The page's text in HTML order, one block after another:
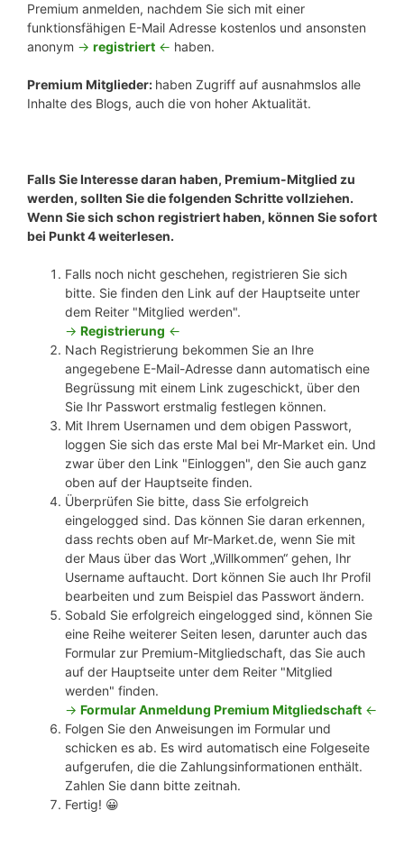
Premium anmelden, nachdem Sie sich mit einer
funktionsfähigen E-Mail Adresse kostenlos und ansonsten
anonym -> registriert <- haben.
Premium Mitglieder: haben Zugriff auf ausnahmslos alle
Inhalte des Blogs, auch die von hoher Aktualität.
Falls Sie Interesse daran haben, Premium-Mitglied zu
werden, sollten Sie die folgenden Schritte vollziehen.
Wenn Sie sich schon registriert haben, können Sie sofort
bei Punkt 4 weiterlesen.
Falls noch nicht geschehen, registrieren Sie sich
bitte. Sie finden den Link auf der Hauptseite unter
dem Reiter "Mitglied werden".
-> Registrierung <-
Nach Registrierung bekommen Sie an Ihre
angegebene E-Mail-Adresse dann automatisch eine
Begrüssung mit einem Link zugeschickt, über den
Sie Ihr Passwort erstmalig festlegen können.
Mit Ihrem Usernamen und dem obigen Passwort,
loggen Sie sich das erste Mal bei Mr-Market ein. Und
zwar über den Link "Einloggen", den Sie auch ganz
oben auf der Hauptseite finden.
Überprüfen Sie bitte, dass Sie erfolgreich
eingelogged sind. Das können Sie daran erkennen,
dass rechts oben auf Mr-Market.de, wenn Sie mit
der Maus über das Wort „Willkommen“ gehen, Ihr
Username auftaucht. Dort können Sie auch Ihr Profil
bearbeiten und zum Beispiel das Passwort ändern.
Sobald Sie erfolgreich eingelogged sind, können Sie
eine Reihe weiterer Seiten lesen, darunter auch das
Formular zur Premium-Mitgliedschaft, das Sie auch
auf der Hauptseite unter dem Reiter "Mitglied
werden" finden.
-> Formular Anmeldung Premium Mitgliedschaft <-
Folgen Sie den Anweisungen im Formular und
schicken es ab. Es wird automatisch eine Folgeseite
aufgerufen, die die Zahlungsinformationen enthält.
Zahlen Sie dann bitte zeitnah.
Fertig! 😀